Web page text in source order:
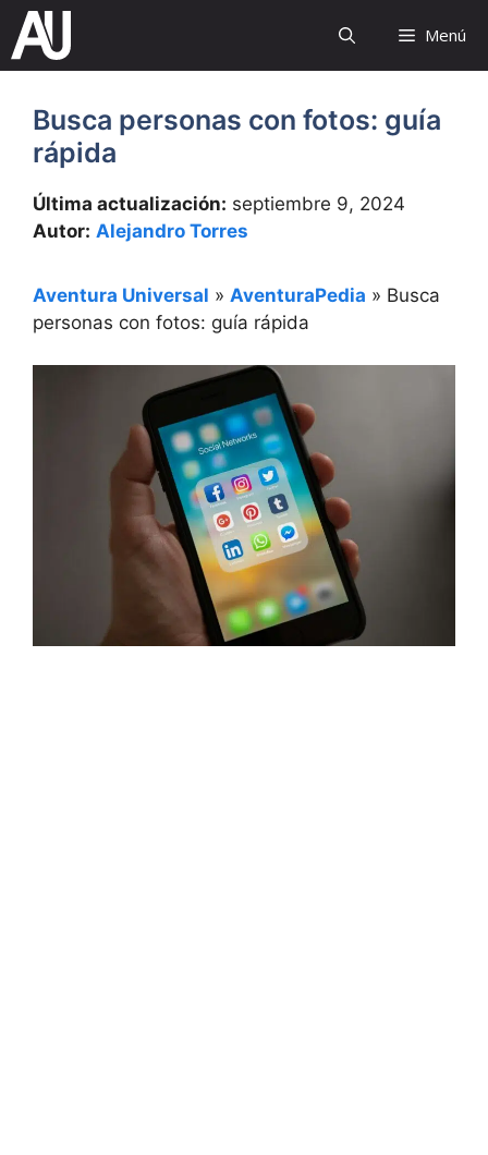
Saltar
contenido
Menú
Busca personas con fotos: guía
rápida
Última actualización: septiembre 9, 2024
Autor: Alejandro Torres
Aventura Universal » AventuraPedia » Busca
personas con fotos: guía rápida